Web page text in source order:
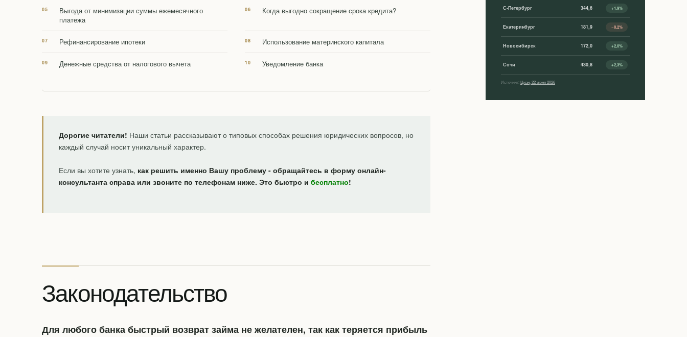
Выгода от минимизации суммы ежемесячного
платежа
Когда выгодно сокращение срока кредита?
Рефинансирование ипотеки Использование материнского капитала
Денежные средства от налогового вычета Уведомление банка
Дорогие читатели! Наши статьи рассказывают о типовых способах решения юридических вопросов, но
каждый случай носит уникальный характер.
Если вы хотите узнать, как решить именно Вашу проблему - обращайтесь в форму онлайн-
консультанта справа или звоните по телефонам ниже. Это быстро и бесплатно!
Законодательство
Для любого банка быстрый возврат займа не желателен, так как теряется прибыль
С-Петербург 344,6 +1,9%
Екатеринбург 181,9 −0,2%
Новосибирск 172,0 +2,0%
Сочи 430,8 +2,3%
Источник:Циан, 22 июня 2026